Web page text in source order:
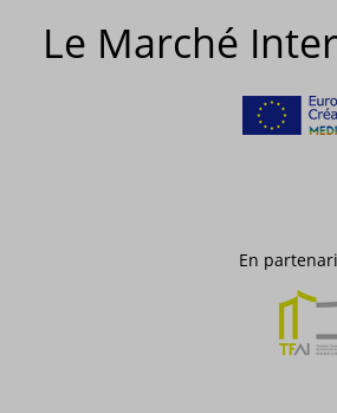
Le Marché
En